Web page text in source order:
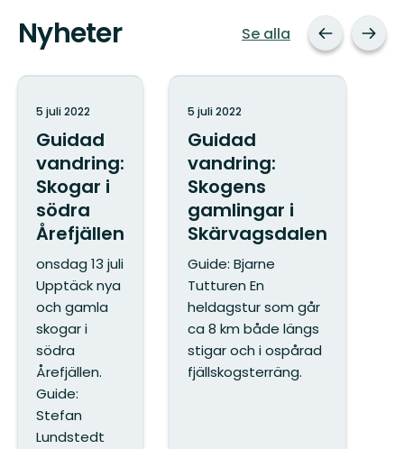
Nyheter Se alla
Guidad
vandring:
Skogar i
södra
Årefjällen
5 juli 2022
onsdag 13 juli
Upptäck nya
och gamla
skogar i
södra
Årefjällen.
Guide:
Stefan
Lundstedt
Guidad
vandring:
Skogens
gamlingar i
Skärvagsdalen
5 juli 2022
Guide: Bjarne
Tutturen En
heldagstur som går
ca 8 km både längs
stigar och i ospårad
fjällskogsterräng.